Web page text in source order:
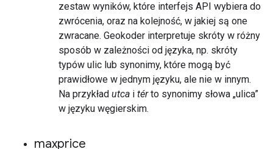
zestaw wyników, które interfejs API wybiera do
zwrócenia, oraz na kolejność, w jakiej są one
zwracane. Geokoder interpretuje skróty w różny
sposób w zależności od języka, np. skróty
typów ulic lub synonimy, które mogą być
prawidłowe w jednym języku, ale nie w innym.
Na przykład utca i térto synonimy słowa „ulica”
w języku węgierskim.
maxprice